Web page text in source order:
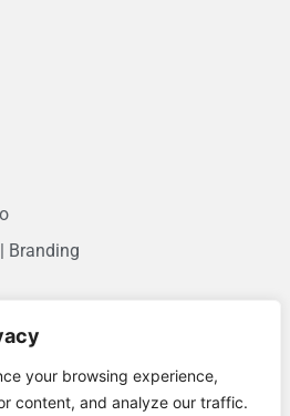
your browsing experience,
content, and analyze our traffic.
Branding